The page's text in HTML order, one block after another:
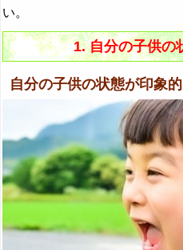
い。
1. 自分の子供の
自分の子供の状態が印象